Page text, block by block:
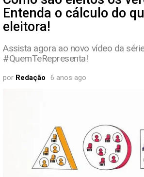
Entenda o cálculo do
eleitora!
Assista agora ao novo vídeo da
#QuemTeRepresenta!
por Redação 6 anos ago